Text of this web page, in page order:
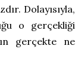
Dolayısıyla,
o gerçekliği
gerçekte ne